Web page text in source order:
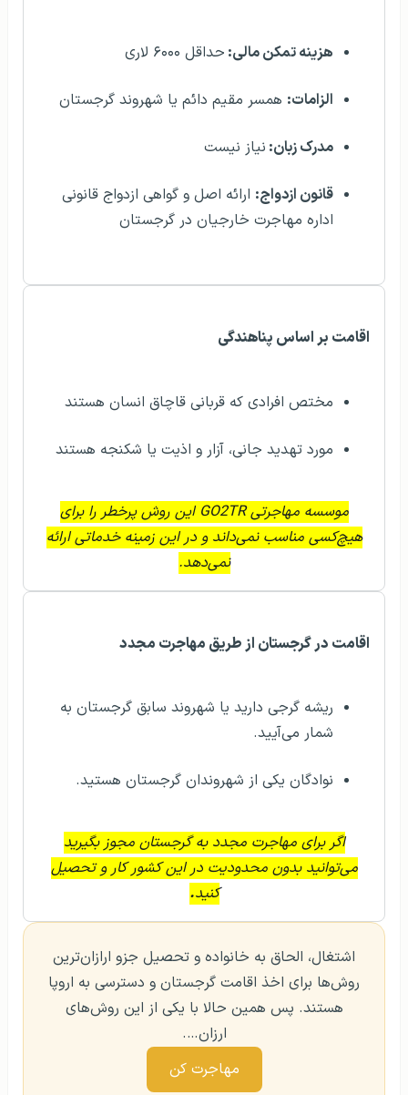
هزینه تمکن مالی: حداقل ۶۰۰۰ لاری
الزامات: همسر مقیم دائم یا شهروند گرجستان
مدرک زبان: نیاز نیست
قانون ازدواج: ارائه اصل و گواهی ازدواج قانونی
اداره مهاجرت خارجیان در گرجستان
اقامت بر اساس پناهندگی
مختص افرادی که قربانی قاچاق انسان هستند
مورد تهدید جانی، آزار و اذیت یا شکنجه هستند
موسسه مهاجرتی GO2TR این روش پرخطر را برای
هیچ‌کسی مناسب نمی‌داند و در این زمینه خدماتی ارائه
نمی‌دهد.
اقامت در گرجستان از طریق مهاجرت مجدد
ریشه گرجی دارید یا شهروند سابق گرجستان به
شمار می‌آیید.
نوادگان یکی از شهروندان گرجستان هستید.
اگر برای مهاجرت مجدد به گرجستان مجوز بگیرید
می‌توانید بدون محدودیت در این کشور کار و تحصیل
کنید.
اشتغال، الحاق به خانواده و تحصیل جزو ارازان‌ترین
روش‌ها برای اخذ اقامت گرجستان و دسترسی به اروپا
هستند. پس همین حالا با یکی از این روش‌های
ارزان….
مهاجرت کن